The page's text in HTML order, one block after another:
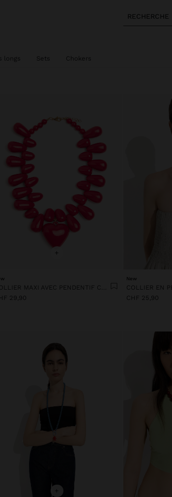
RECHERCHE
longs Sets Chokers
+
COLLIER MAXI AVEC PENDENTIF CŒUR
29,90
New
CHF 25,90
+